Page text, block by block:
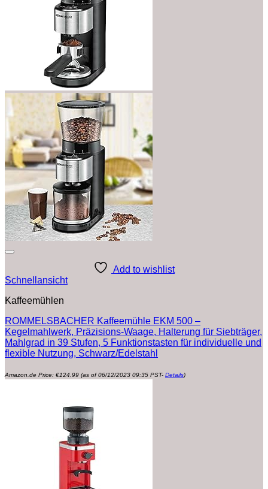
Add to wishlist
Schnellansicht
Kaffeemühlen
ROMMELSBACHER Kaffeemühle EKM 500 –
Kegelmahlwerk, Präzisions-Waage, Halterung für Siebträger,
Mahlgrad in 39 Stufen, 5 Funktionstasten für individuelle und
flexible Nutzung, Schwarz/Edelstahl
Amazon.de Price: €124.99 (as of 06/12/2023 09:35 PST- Details)